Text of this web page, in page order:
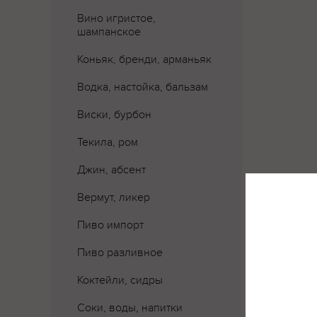
Вино игристое,
шампанское
Коньяк, бренди, арманьяк
Водка, настойка, бальзам
Виски, бурбон
Текила, ром
Джин, абсент
Вермут, ликер
Пиво импорт
Пиво разливное
Коктейли, сидры
Соки, воды, напитки